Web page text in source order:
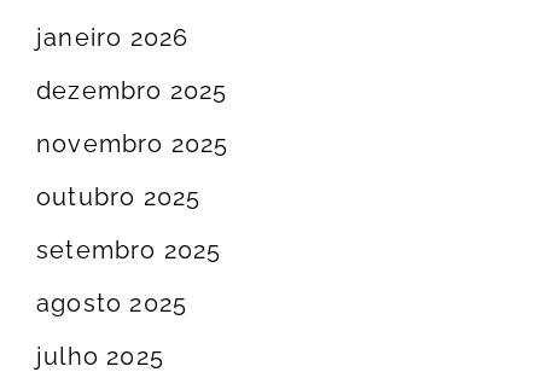
janeiro 2026
dezembro 2025
novembro 2025
outubro 2025
setembro 2025
agosto 2025
julho 2025